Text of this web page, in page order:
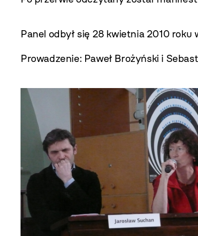
Panel odbył się 28 kwietnia 2010
Prowadzenie: Paweł Brożyński i